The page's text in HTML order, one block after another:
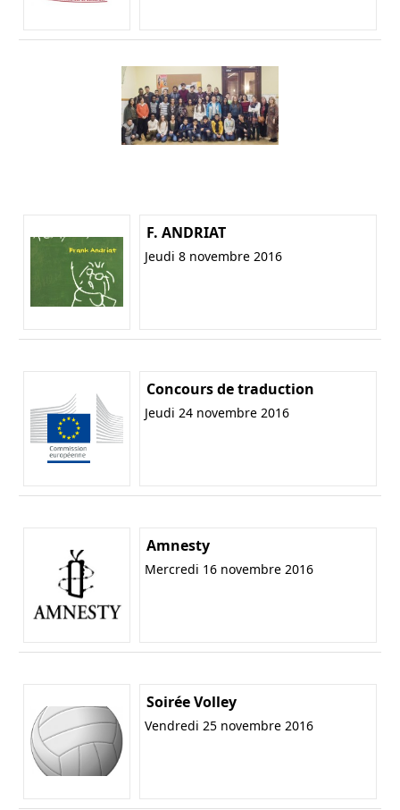
F. ANDRIAT
Jeudi 8 novembre 2016
Concours de traduction
Jeudi 24 novembre 2016
Amnesty
Mercredi 16 novembre 2016
Soirée Volley
Vendredi 25 novembre 2016